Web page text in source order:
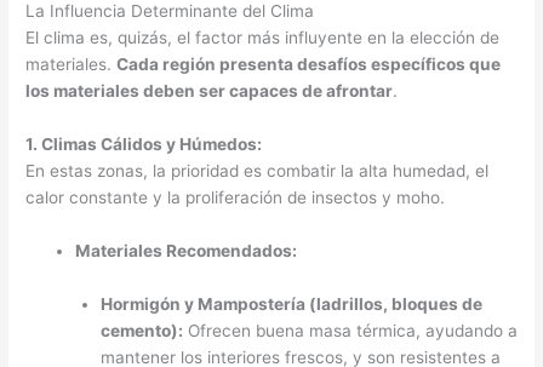
La Influencia Determinante del Clima
El clima es, quizás, el factor más influyente en la elección de
materiales.Cada región presenta desafíos específicos que
los materiales deben ser capaces de afrontar.
1. Climas Cálidos y Húmedos:
En estas zonas, la prioridad es combatir la alta humedad, el
calor constante y la proliferación de insectos y moho.
Materiales Recomendados:
Hormigón y Mampostería (ladrillos, bloques de
cemento): Ofrecen buena masa térmica, ayudando a
mantener los interiores frescos, y son resistentes a